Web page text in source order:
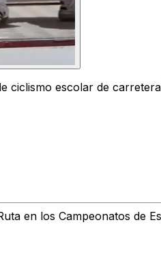
ciclismo escolar de
en los Campeonatos de